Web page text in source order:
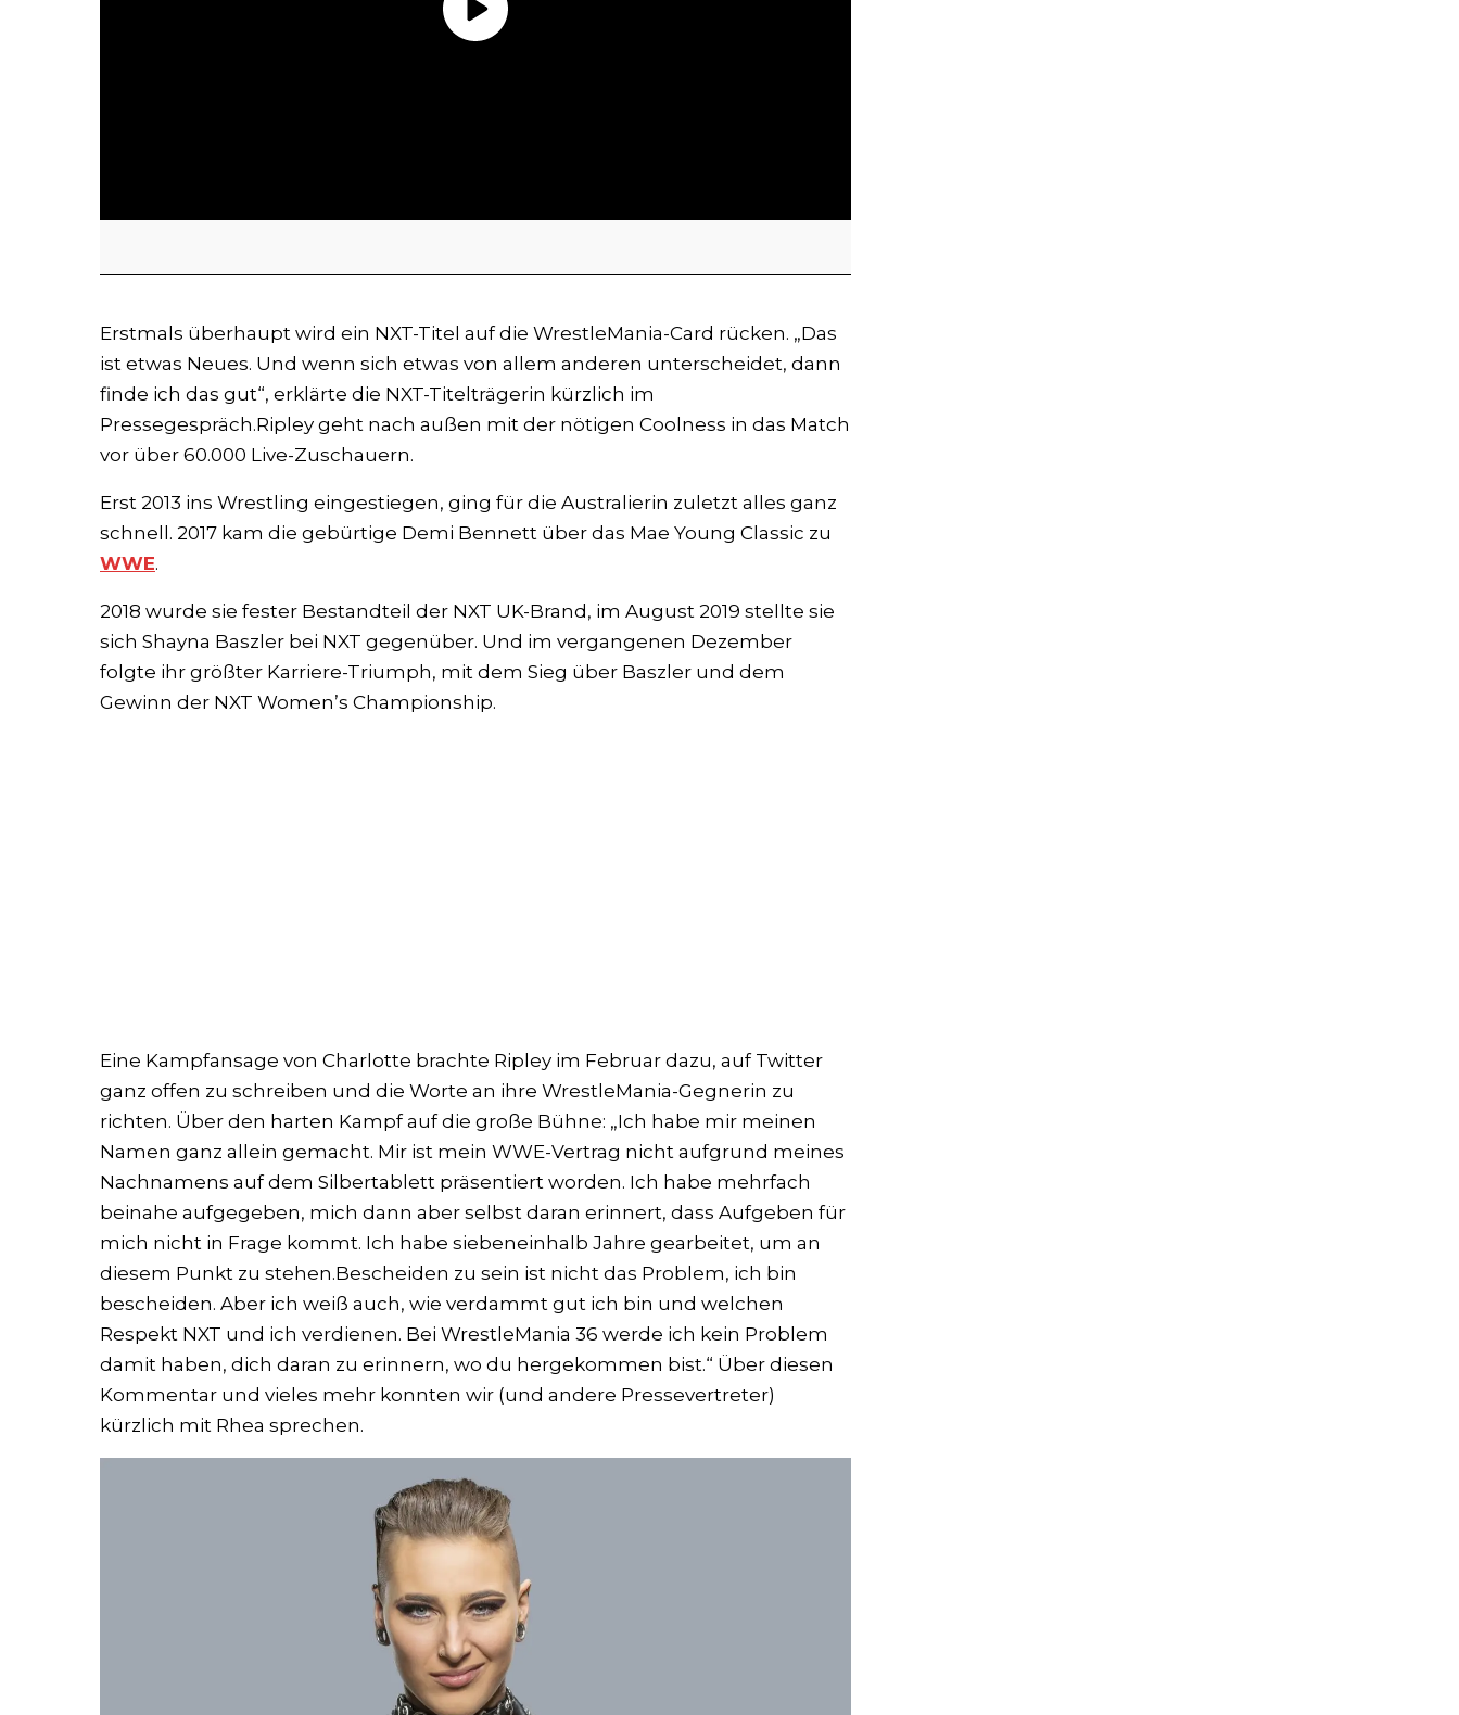
Erstmals überhaupt wird ein NXT-Titel auf die WrestleMania-Card rücken. „Das
ist etwas Neues. Und wenn sich etwas von allem anderen unterscheidet, dann
finde ich das gut“, erklärte die NXT-Titelträgerin kürzlich im
Pressegespräch.Ripley geht nach außen mit der nötigen Coolness in das Match
vor über 60.000 Live-Zuschauern.
Erst 2013 ins Wrestling eingestiegen, ging für die Australierin zuletzt alles ganz
schnell. 2017 kam die gebürtige Demi Bennett über das Mae Young Classic zu
WWE.
2018 wurde sie fester Bestandteil der NXT UK-Brand, im August 2019 stellte sie
sich Shayna Baszler bei NXT gegenüber. Und im vergangenen Dezember
folgte ihr größter Karriere-Triumph, mit dem Sieg über Baszler und dem
Gewinn der NXT Women’s Championship.
Eine Kampfansage von Charlotte brachte Ripley im Februar dazu, auf Twitter
ganz offen zu schreiben und die Worte an ihre WrestleMania-Gegnerin zu
richten. Über den harten Kampf auf die große Bühne: „Ich habe mir meinen
Namen ganz allein gemacht. Mir ist mein WWE-Vertrag nicht aufgrund meines
Nachnamens auf dem Silbertablett präsentiert worden. Ich habe mehrfach
beinahe aufgegeben, mich dann aber selbst daran erinnert, dass Aufgeben für
mich nicht in Frage kommt. Ich habe siebeneinhalb Jahre gearbeitet, um an
diesem Punkt zu stehen.Bescheiden zu sein ist nicht das Problem, ich bin
bescheiden. Aber ich weiß auch, wie verdammt gut ich bin und welchen
Respekt NXT und ich verdienen. Bei WrestleMania 36 werde ich kein Problem
damit haben, dich daran zu erinnern, wo du hergekommen bist.“ Über diesen
Kommentar und vieles mehr konnten wir (und andere Pressevertreter)
kürzlich mit Rhea sprechen.